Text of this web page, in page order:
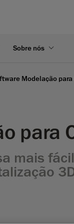
Sobre nós
Modelação para
para
mais